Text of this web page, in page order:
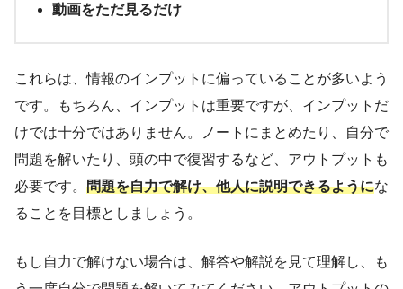
動画をただ見るだけ
これらは、情報のインプットに偏っていることが多いよう
です。もちろん、インプットは重要ですが、インプットだ
けでは十分ではありません。ノートにまとめたり、自分で
問題を解いたり、頭の中で復習するなど、アウトプットも
必要です。 問題を自力で解け、他人に説明できるようにな
ることを目標としましょう。
もし自力で解けない場合は、解答や解説を見て理解し、も